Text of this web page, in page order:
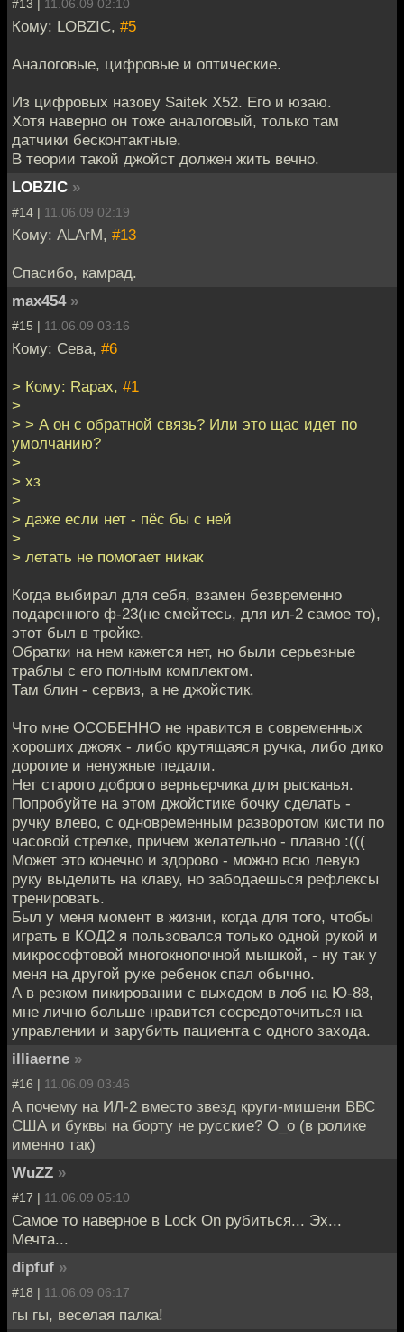
#13 | 11.06.09 02:10
Кому: LOBZIC, #5
Аналоговые, цифровые и оптические.
Из цифровых назову Saitek X52. Его и юзаю.
Хотя наверно он тоже аналоговый, только там
датчики бесконтактные.
В теории такой джойст должен жить вечно.
LOBZIC »
#14 | 11.06.09 02:19
Кому: ALArM, #13
Спасибо, камрад.
max454 »
#15 | 11.06.09 03:16
Кому: Сева, #6
> Кому: Rapax, #1
>
> > А он с обратной связь? Или это щас идет по
умолчанию?
>
> хз
>
> даже если нет - пёс бы с ней
>
> летать не помогает никак
Когда выбирал для себя, взамен безвременно
подаренного ф-23(не смейтесь, для ил-2 самое то),
этот был в тройке.
Обратки на нем кажется нет, но были серьезные
траблы с его полным комплектом.
Там блин - сервиз, а не джойстик.
Что мне ОСОБЕННО не нравится в современных
хороших джоях - либо крутящаяся ручка, либо дико
дорогие и ненужные педали.
Нет старого доброго верньерчика для рысканья.
Попробуйте на этом джойстике бочку сделать -
ручку влево, с одновременным разворотом кисти по
часовой стрелке, причем желательно - плавно :(((
Может это конечно и здорово - можно всю левую
руку выделить на клаву, но забодаешься рефлексы
тренировать.
Был у меня момент в жизни, когда для того, чтобы
играть в КОД2 я пользовался только одной рукой и
микрософтовой многокнопочной мышкой, - ну так у
меня на другой руке ребенок спал обычно.
А в резком пикировании с выходом в лоб на Ю-88,
мне лично больше нравится сосредоточиться на
управлении и зарубить пациента с одного захода.
illiaerne »
#16 | 11.06.09 03:46
А почему на ИЛ-2 вместо звезд круги-мишени ВВС
США и буквы на борту не русские? О_о (в ролике
именно так)
WuZZ »
#17 | 11.06.09 05:10
Самое то наверное в Lock On рубиться... Эх...
Мечта...
dipfuf »
#18 | 11.06.09 06:17
гы гы, веселая палка!